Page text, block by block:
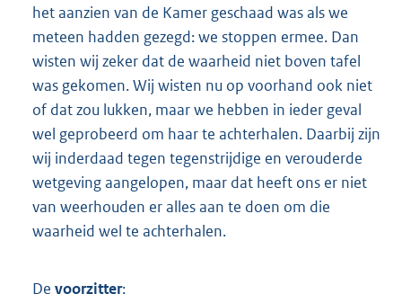
het aanzien van de Kamer geschaad was als we
meteen hadden gezegd: we stoppen ermee. Dan
wisten wij zeker dat de waarheid niet boven tafel
was gekomen. Wij wisten nu op voorhand ook niet
of dat zou lukken, maar we hebben in ieder geval
wel geprobeerd om haar te achterhalen. Daarbij zijn
wij inderdaad tegen tegenstrijdige en verouderde
wetgeving aangelopen, maar dat heeft ons er niet
van weerhouden er alles aan te doen om die
waarheid wel te achterhalen.
De voorzitter: